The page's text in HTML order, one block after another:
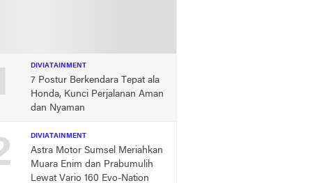
DIVIATAINMENT
7 Postur Berkendara Tepat ala
Honda, Kunci Perjalanan Aman
dan Nyaman
DIVIATAINMENT
Astra Motor Sumsel Meriahkan
Muara Enim dan Prabumulih
Lewat Vario 160 Evo-Nation